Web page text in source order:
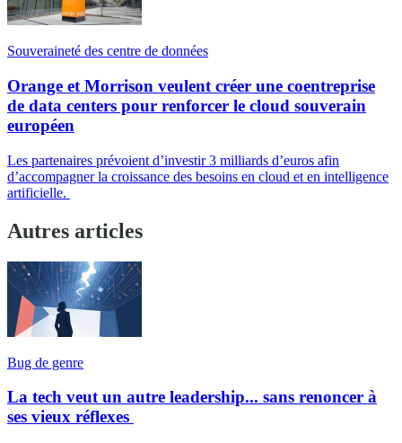
Souveraineté des centre de données
Orange et Morrison veulent créer une coentreprise
de data centers pour renforcer le cloud souverain
européen
Les partenaires prévoient d’investir 3 milliards d’euros afin
d’accompagner la croissance des besoins en cloud et en intelligence
artificielle.
Autres articles
Bug de genre
La tech veut un autre leadership... sans renoncer à
ses vieux réflexes